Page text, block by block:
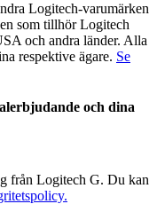
Logitech-varumärken
som tillhör Logitech
och andra länder. Alla
respektive ägare. Se
och dina
från Logitech G. Du kan